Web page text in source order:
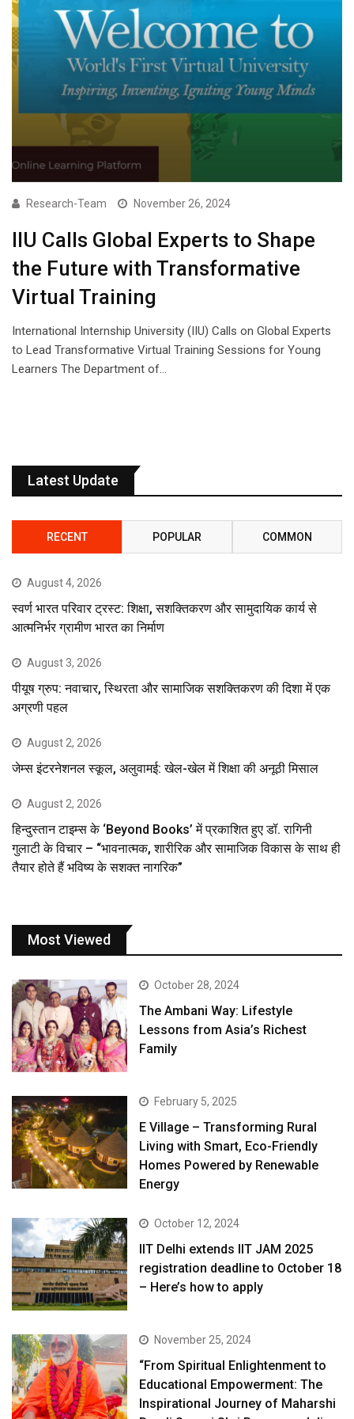
Research-Team November 26, 2024
IIU Calls Global Experts to Shape
the Future with Transformative
Virtual Training
International Internship University (IIU) Calls on Global Experts
to Lead Transformative Virtual Training Sessions for Young
Learners The Department of…
Latest Update
RECENT POPULAR COMMON
August 4, 2026
स्वर्ण भारत परिवार ट्रस्ट: शिक्षा, सशक्तिकरण और सामुदायिक कार्य से
आत्मनिर्भर ग्रामीण भारत का निर्माण
August 3, 2026
पीयूष ग्रुप: नवाचार, स्थिरता और सामाजिक सशक्तिकरण की दिशा में एक
अग्रणी पहल
August 2, 2026
जेम्स इंटरनेशनल स्कूल, अलुवामई: खेल-खेल में शिक्षा की अनूठी मिसाल
August 2, 2026
हिन्दुस्तान टाइम्स के ‘Beyond Books’ में प्रकाशित हुए डॉ. रागिनी
गुलाटी के विचार – “भावनात्मक, शारीरिक और सामाजिक विकास के साथ ही
तैयार होते हैं भविष्य के सशक्त नागरिक”
Most Viewed
October 28, 2024
The Ambani Way: Lifestyle
Lessons from Asia’s Richest
Family
February 5, 2025
E Village – Transforming Rural
Living with Smart, Eco-Friendly
Homes Powered by Renewable
Energy
October 12, 2024
IIT Delhi extends IIT JAM 2025
registration deadline to October 18
– Here’s how to apply
November 25, 2024
“From Spiritual Enlightenment to
Educational Empowerment: The
Inspirational Journey of Maharshi